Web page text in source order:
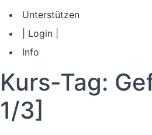
Unterstützen
| Login |
Info
Kurs-Tag:
1/3]